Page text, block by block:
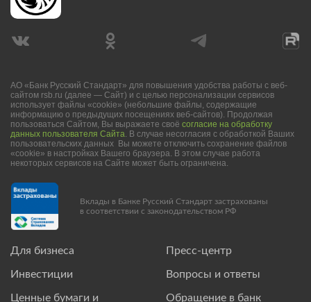
Для бизнеса
Инвестиции
Ценные бумаги и
Пресс-центр
Вопросы и ответы
Обращение в банк
АО «Банк Русский Стандарт» для повышения удобства работы с веб-
сайтом rsb.ru (далее — Сайт) и с целью персонализации сервисов
использует файлы «cookie» (небольшие файлы, содержащие
информацию о предыдущих посещениях веб-сайтов). Продолжая
пользоваться Сайтом, Вы выражаете своё согласие на обработку
данных пользователя Сайта. В случае несогласия с обработкой Ваших
пользовательских данных Вы можете отключить сохранение файлов
«cookie» в настройках Вашего браузера. В этом случае работа
некоторых сервисов на Сайте может быть ограничена.
Вклады в Банке Русский Стандарт застрахованы
в соответствии с законодательством РФ